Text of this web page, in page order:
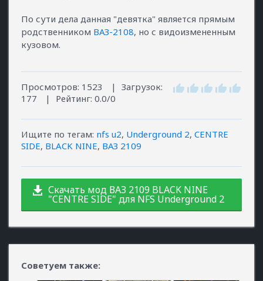
По сути дела данная "девятка" является прямым
родственником ВАЗ-2108, но с видоизмененным
кузовом.
Просмотров: 1523 | Загрузок:
177
| Рейтинг: 0.0/0
Ищите по тегам: nfs u2, Underground 2, CENTRE
SIDE, BLACK NINE, ВАЗ 2109
Скачать мод ВАЗ 2109 BLACK NINE
"CENTRE SIDE" для NFS Underground 2
Советуем также: